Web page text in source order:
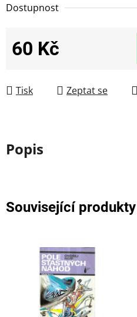
Dostupnost
60 Kč
Tisk Zeptat se
Popis
Související produkty